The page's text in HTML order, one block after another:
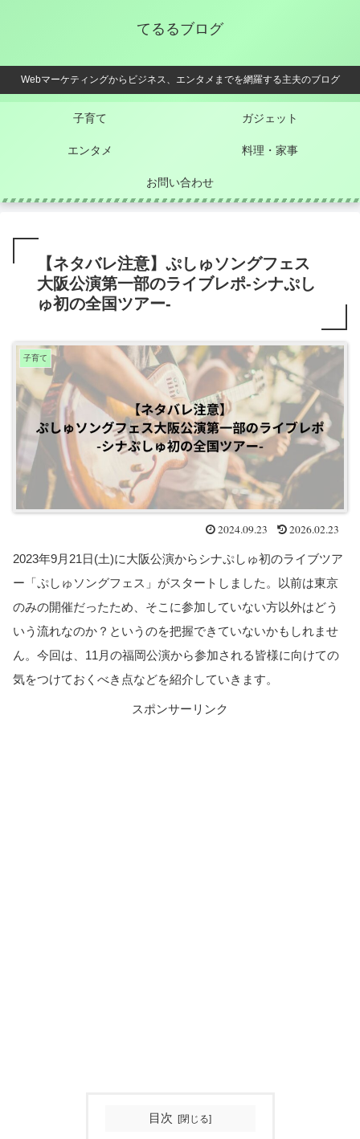
てるるブログ
Webマーケティングからビジネス、エンタメまでを網羅する主夫のブログ
子育て ガジェット
エンタメ 料理・家事
お問い合わせ
【ネタバレ注意】ぷしゅソングフェス
大阪公演第一部のライブレポ-シナぷし
ゅ初の全国ツアー-
子育て
2024.09.23 2026.02.23
2023年9月21日(土)に大阪公演からシナぷしゅ初のライブツア
ー「ぷしゅソングフェス」がスタートしました。以前は東京
のみの開催だったため、そこに参加していない方以外はどう
いう流れなのか？というのを把握できていないかもしれませ
ん。今回は、11月の福岡公演から参加される皆様に向けての
気をつけておくべき点などを紹介していきます。
スポンサーリンク
目次